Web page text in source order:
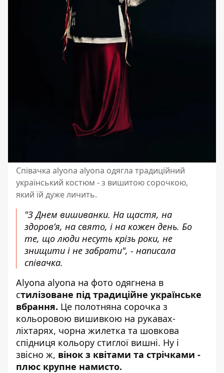
Співачка alyona alyona одягла традиційний
український костюм - з вишитою сорочкою,
який їй дуже личить.
"З Днем вишиванки. На щастя, на
здоров’я, на свято, і на кожен день. Бо
те, що люди несуть крізь роки, не
знищити і не забрати", - написала
співачка.
Alyona alyona на фото одягнена в
стилізоване під традиційне українське
вбрання. Це полотняна сорочка з
кольоровою вишивкою на рукавах-
ліхтарях, чорна жилетка та шовкова
спідниця кольору стиглої вишні. Ну і
звісно ж, вінок з квітами та стрічками -
плюс крупне намисто.